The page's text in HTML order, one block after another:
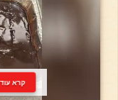
קרא עוד